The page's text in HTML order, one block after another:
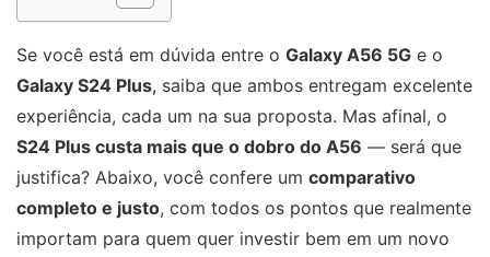
Se você está em dúvida entre o Galaxy A56 5G e o
Galaxy S24 Plus, saiba que ambos entregam excelente
experiência, cada um na sua proposta. Mas afinal, o
S24 Plus custa mais que o dobro do A56 — será que
justifica? Abaixo, você confere um comparativo
completo e justo, com todos os pontos que realmente
importam para quem quer investir bem em um novo